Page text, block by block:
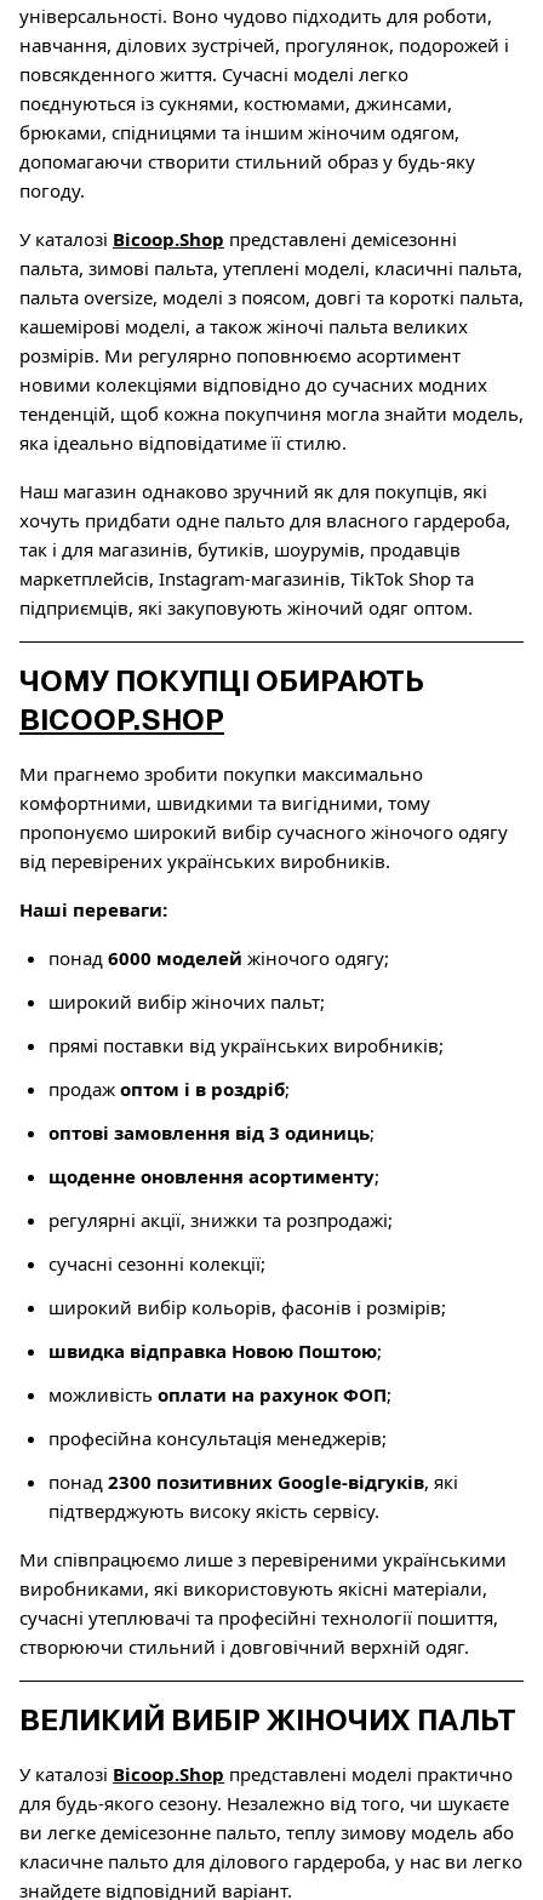
універсальності. Воно чудово підходить для роботи,
навчання, ділових зустрічей, прогулянок, подорожей і
повсякденного життя. Сучасні моделі легко
поєднуються із сукнями, костюмами, джинсами,
брюками, спідницями та іншим жіночим одягом,
допомагаючи створити стильний образ у будь-яку
погоду.
У каталозі Bicoop.Shop представлені демісезонні
пальта, зимові пальта, утеплені моделі, класичні пальта,
пальта oversize, моделі з поясом, довгі та короткі пальта,
кашемірові моделі, а також жіночі пальта великих
розмірів. Ми регулярно поповнюємо асортимент
новими колекціями відповідно до сучасних модних
тенденцій, щоб кожна покупчиня могла знайти модель,
яка ідеально відповідатиме її стилю.
Наш магазин однаково зручний як для покупців, які
хочуть придбати одне пальто для власного гардероба,
так і для магазинів, бутиків, шоурумів, продавців
маркетплейсів, Instagram-магазинів, TikTok Shop та
підприємців, які закуповують жіночий одяг оптом.
ЧОМУ ПОКУПЦІ ОБИРАЮТЬ
BICOOP.SHOP
Ми прагнемо зробити покупки максимально
комфортними, швидкими та вигідними, тому
пропонуємо широкий вибір сучасного жіночого одягу
від перевірених українських виробників.
Наші переваги:
понад 6000 моделей жіночого одягу;
широкий вибір жіночих пальт;
прямі поставки від українських виробників;
продаж оптом і в роздріб;
оптові замовлення від 3 одиниць;
щоденне оновлення асортименту;
регулярні акції, знижки та розпродажі;
сучасні сезонні колекції;
широкий вибір кольорів, фасонів і розмірів;
швидка відправка Новою Поштою;
можливість оплати на рахунок ФОП;
професійна консультація менеджерів;
понад 2300 позитивних Google-відгуків, які
підтверджують високу якість сервісу.
Ми співпрацюємо лише з перевіреними українськими
виробниками, які використовують якісні матеріали,
сучасні утеплювачі та професійні технології пошиття,
створюючи стильний і довговічний верхній одяг.
ВЕЛИКИЙ ВИБІР ЖІНОЧИХ ПАЛЬТ
У каталозі Bicoop.Shop представлені моделі практично
для будь-якого сезону. Незалежно від того, чи шукаєте
ви легке демісезонне пальто, теплу зимову модель або
класичне пальто для ділового гардероба, у нас ви легко
знайдете відповідний варіант.